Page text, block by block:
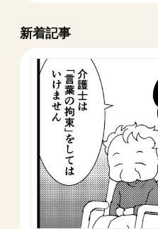
新着記事